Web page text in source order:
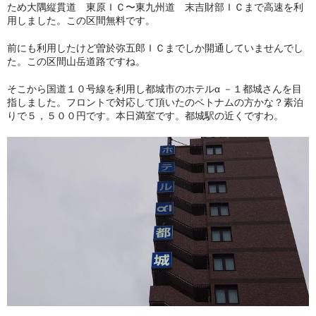
ため大隅縦貫道 東原ＩＣ〜東九州道 末吉財部ＩＣまで高速を利
用しました。この区間無料です。
前にも利用したけど曽於弥五郎ＩＣまでしか開通していませんでし
た。この区間山岳道路ですね。
そこから国道１０号線を利用し都城市のホテルα －１都城さんを目
指しました。フロントで対応して頂いたのベトナムの方かな？素泊
りで５，５００円です。本日満室です。都城駅の近くですわ。